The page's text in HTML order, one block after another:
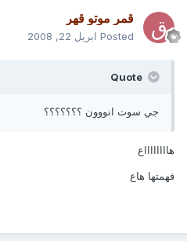
قمر موتو قهر
Posted ابريل 22, 2008
جي سوت انووون ؟؟؟؟؟؟؟
هااااااااع
فهمتها هاع